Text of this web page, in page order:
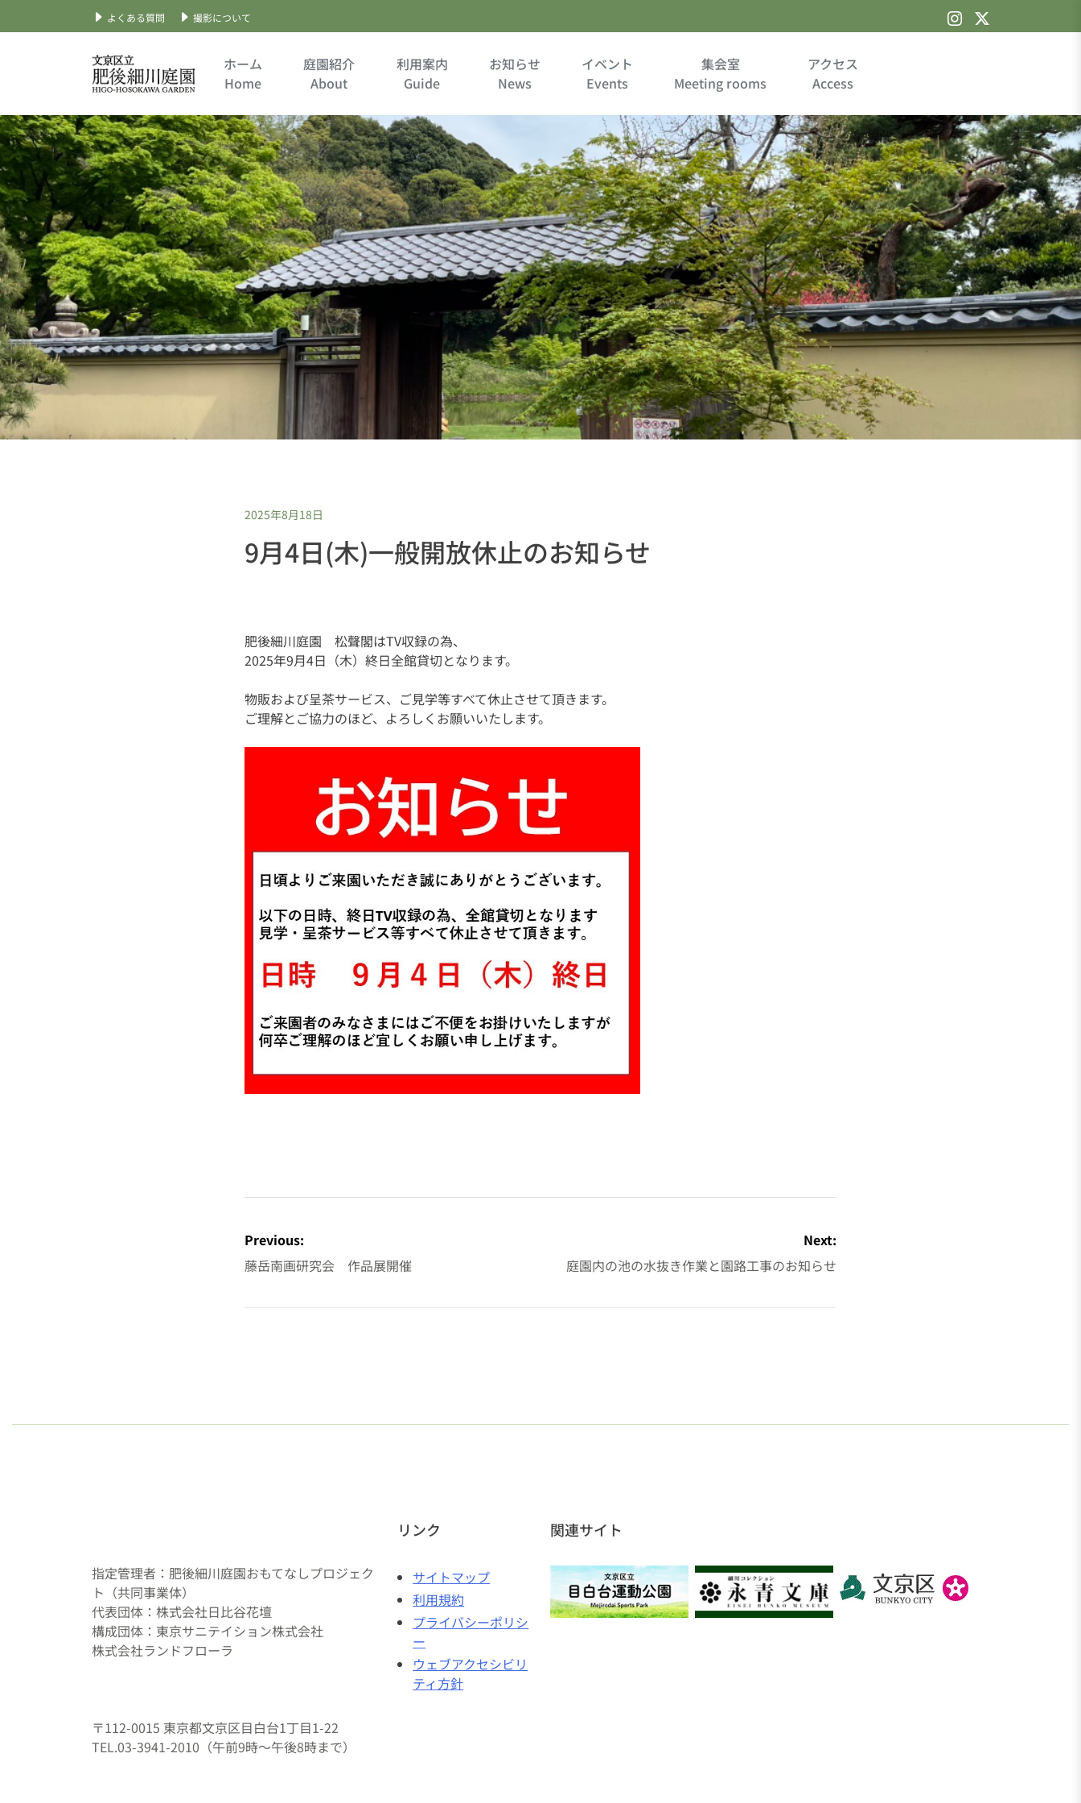
よくある質問 撮影について
ホーム
Home
庭園紹介
About
利用案内
Guide
お知らせ
News
イベント
Events
集会室
Meeting rooms
アクセス
Access
2025年8月18日
9月4日(木)一般開放休止のお知らせ
肥後細川庭園 松聲閣はTV収録の為、
2025年9月4日（木）終日全館貸切となります。
物販および呈茶サービス、ご見学等すべて休止させて頂きます。
ご理解とご協力のほど、よろしくお願いいたします。
稿
ナ
ョ
Previous:
藤岳南画研究会 作品展開催
Next:
庭園内の池の水抜き作業と園路工事のお知らせ
指定管理者：肥後細川庭園おもてなしプロジェク
ト（共同事業体）
代表団体：株式会社日比谷花壇
構成団体：東京サニテイション株式会社
株式会社ランドフローラ
〒112-0015 東京都文京区目白台1丁目1-22
TEL.03-3941-2010（午前9時～午後8時まで）
リンク
サイトマップ
利用規約
プライバシーポリシ
ー
ウェブアクセシビリ
ティ方針
関連サイト